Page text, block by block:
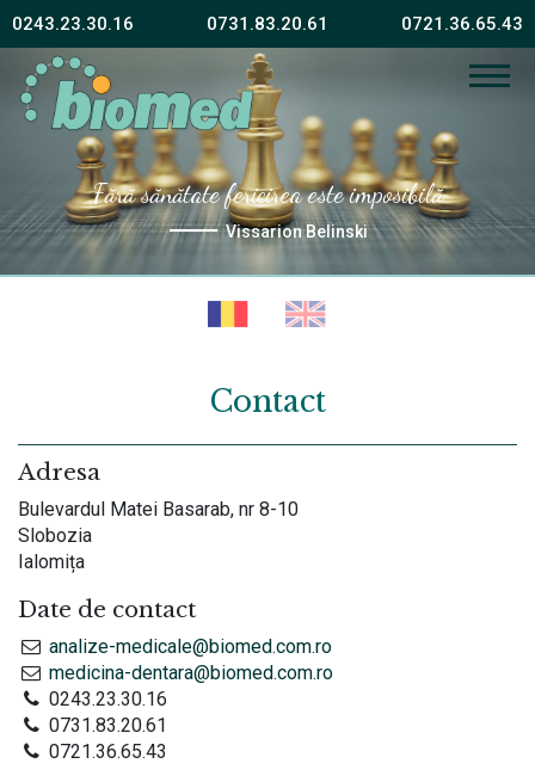
0243.23.30.16 0731.83.20.61 0721.36.65.43
Fără sănătate fericirea este imposibilă
Vissarion Belinski
Echipa noastră îți va fi
alături.
Contact
Adresa
Bulevardul Matei Basarab, nr 8-10
Slobozia
Ialomița
Date de contact
analize-medicale@biomed.com.ro
medicina-dentara@biomed.com.ro
0243.23.30.16
0731.83.20.61
0721.36.65.43